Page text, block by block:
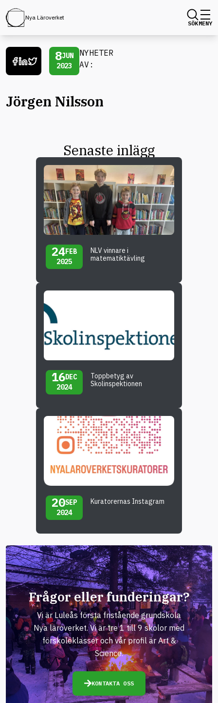
Nya Läroverket
SÖKMENY
8JUN
2023
NYHETER
AV:
Jörgen Nilsson
Senaste inlägg
24FEB
2025
NLV vinnare i
matematiktävling
16DEC
2024
Toppbetyg av
Skolinspektionen
20SEP
2024
Kuratorernas Instagram
Frågor eller funderingar?
Vi är Luleås första fristående grundskola
Nya läroverket. Vi är tre 1 till 9 skolor med
förskoleklasser och vår profil är Art &
Science.
KONTAKTA OSS